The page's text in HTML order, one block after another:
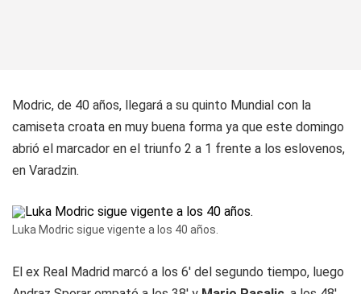
Modric, de 40 años, llegará a su quinto Mundial con la
camiseta croata en muy buena forma ya que este domingo
abrió el marcador en el triunfo 2 a 1 frente a los eslovenos,
en Varadzin.
Luka Modric sigue vigente a los 40 años.
El ex Real Madrid marcó a los 6' del segundo tiempo, luego